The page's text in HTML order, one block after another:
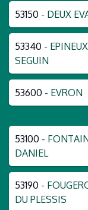
53150 - DEUX
53340 -
SEGUIN
53600 - EVRON
53100 -
DANIEL
53190 -
DU PLESSIS